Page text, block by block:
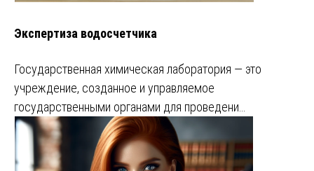
Экспертиза водосчетчика
Государственная химическая лаборатория — это
учреждение, созданное и управляемое
государственными органами для проведени…